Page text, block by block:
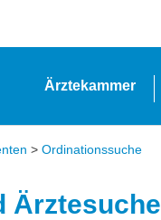
Ärztekammer
> Ordinationssuche
Ärztesuche